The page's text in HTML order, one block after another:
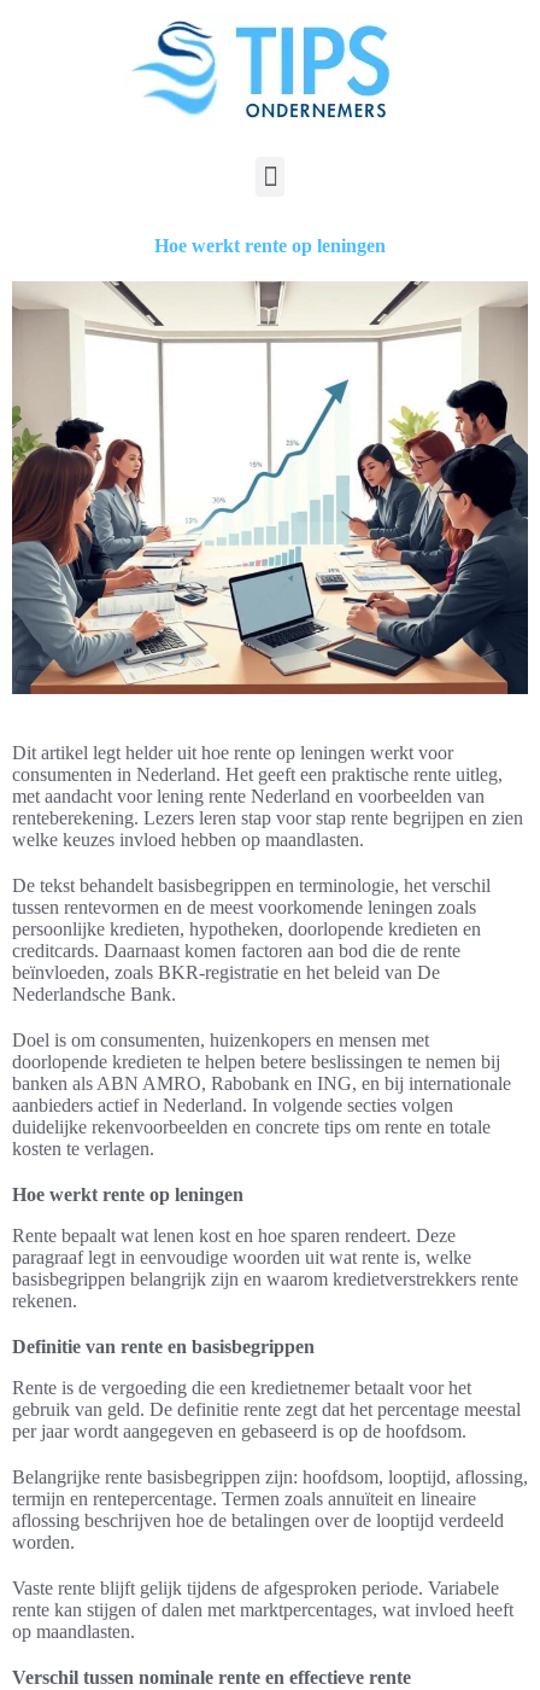
Hoe werkt rente op leningen
Dit artikel legt helder uit hoe rente op leningen werkt voor
consumenten in Nederland. Het geeft een praktische rente uitleg,
met aandacht voor lening rente Nederland en voorbeelden van
renteberekening. Lezers leren stap voor stap rente begrijpen en zien
welke keuzes invloed hebben op maandlasten.
De tekst behandelt basisbegrippen en terminologie, het verschil
tussen rentevormen en de meest voorkomende leningen zoals
persoonlijke kredieten, hypotheken, doorlopende kredieten en
creditcards. Daarnaast komen factoren aan bod die de rente
beïnvloeden, zoals BKR-registratie en het beleid van De
Nederlandsche Bank.
Doel is om consumenten, huizenkopers en mensen met
doorlopende kredieten te helpen betere beslissingen te nemen bij
banken als ABN AMRO, Rabobank en ING, en bij internationale
aanbieders actief in Nederland. In volgende secties volgen
duidelijke rekenvoorbeelden en concrete tips om rente en totale
kosten te verlagen.
Hoe werkt rente op leningen
Rente bepaalt wat lenen kost en hoe sparen rendeert. Deze
paragraaf legt in eenvoudige woorden uit wat rente is, welke
basisbegrippen belangrijk zijn en waarom kredietverstrekkers rente
rekenen.
Definitie van rente en basisbegrippen
Rente is de vergoeding die een kredietnemer betaalt voor het
gebruik van geld. De definitie rente zegt dat het percentage meestal
per jaar wordt aangegeven en gebaseerd is op de hoofdsom.
Belangrijke rente basisbegrippen zijn: hoofdsom, looptijd, aflossing,
termijn en rentepercentage. Termen zoals annuïteit en lineaire
aflossing beschrijven hoe de betalingen over de looptijd verdeeld
worden.
Vaste rente blijft gelijk tijdens de afgesproken periode. Variabele
rente kan stijgen of dalen met marktpercentages, wat invloed heeft
op maandlasten.
Verschil tussen nominale rente en effectieve rente